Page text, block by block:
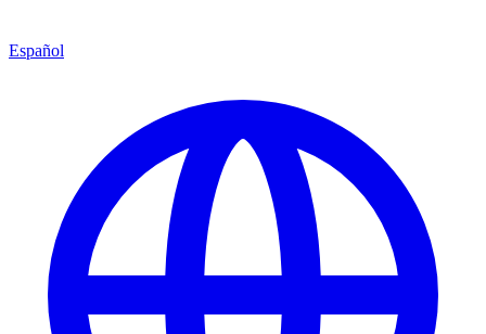
Español